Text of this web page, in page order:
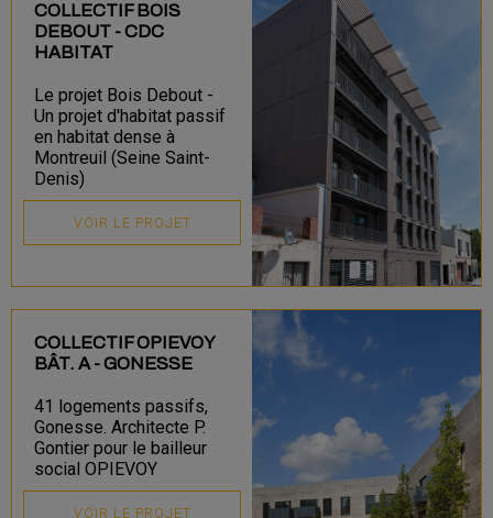
COLLECTIF BOIS
DEBOUT - CDC
HABITAT
Le projet Bois Debout -
Un projet d'habitat passif
en habitat dense à
Montreuil (Seine Saint-
Denis)
VOIR LE PROJET
COLLECTIF OPIEVOY
BÂT. A - GONESSE
41 logements passifs,
Gonesse. Architecte P.
Gontier pour le bailleur
social OPIEVOY
VOIR LE PROJET